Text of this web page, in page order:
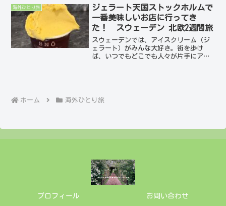
に、説明書を何度も読み返してから小屋
へ向かいました。「たとえ...
海外ひとり旅
ジェラート天国ストックホルムで
一番美味しいお店に行ってき
た！ スウェーデン 北欧2週間旅
スウェーデンでは、アイスクリーム（ジ
ェラート）がみんな大好き。街を歩け
ば、いつでもどこでも人々が片手にアイ
ホーム
海外ひとり旅
プロフィール お問い合わせ